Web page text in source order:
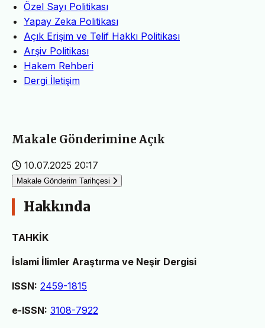
Özel Sayı Politikası
Yapay Zeka Politikası
Açık Erişim ve Telif Hakkı Politikası
Arşiv Politikası
Hakem Rehberi
Dergi İletişim
Makale Gönderimine Açık
10.07.2025 20:17
Makale Gönderim Tarihçesi
Hakkında
TAHKİK
İslami İlimler Araştırma ve Neşir Dergisi
ISSN: 2459-1815
e-ISSN: 3108-7922